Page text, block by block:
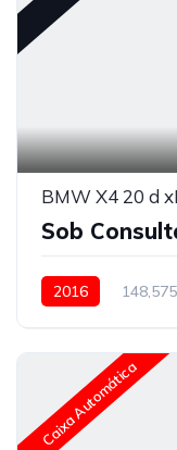
BMW X4 20 d
Sob
2016
Caixa Automática